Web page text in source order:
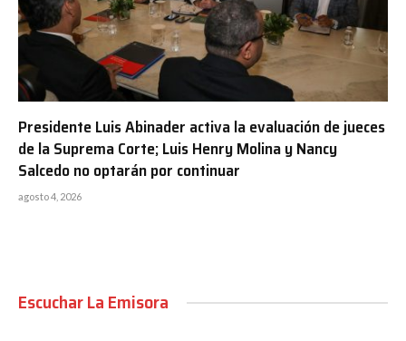
Presidente Luis Abinader activa la evaluación de jueces
de la Suprema Corte; Luis Henry Molina y Nancy
Salcedo no optarán por continuar
agosto 4, 2026
Escuchar La Emisora